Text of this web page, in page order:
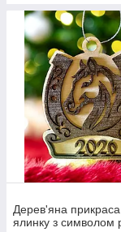
Дерев'яна
ялинку з символом